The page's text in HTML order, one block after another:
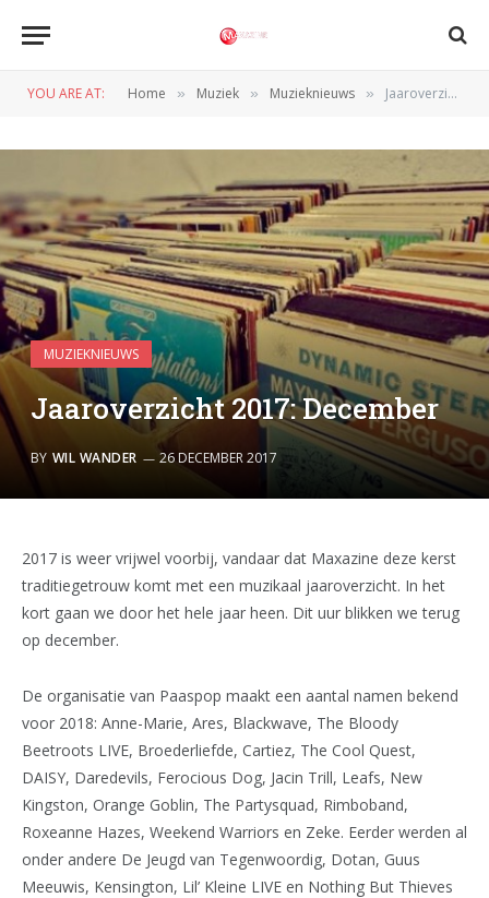
YOU ARE AT: Home » Muziek » Muzieknieuws » Jaaroverzicht 2017: December
MUZIEKNIEUWS
Jaaroverzicht 2017: December
BY WIL WANDER 26 DECEMBER 2017
2017 is weer vrijwel voorbij, vandaar dat Maxazine deze kerst
traditiegetrouw komt met een muzikaal jaaroverzicht. In het
kort gaan we door het hele jaar heen. Dit uur blikken we terug
op december.
De organisatie van Paaspop maakt een aantal namen bekend
voor 2018: Anne-Marie, Ares, Blackwave, The Bloody
Beetroots LIVE, Broederliefde, Cartiez, The Cool Quest,
DAISY, Daredevils, Ferocious Dog, Jacin Trill, Leafs, New
Kingston, Orange Goblin, The Partysquad, Rimboband,
Roxeanne Hazes, Weekend Warriors en Zeke. Eerder werden al
onder andere De Jeugd van Tegenwoordig, Dotan, Guus
Meeuwis, Kensington, Lil’ Kleine LIVE en Nothing But Thieves